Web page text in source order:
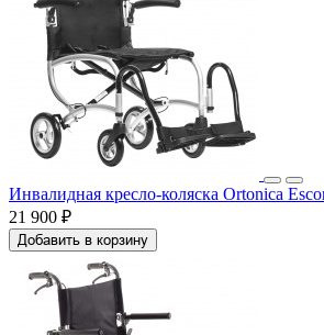
Инвалидная кресло-коляска Ortonica
21 900 ₽
Добавить в корзину